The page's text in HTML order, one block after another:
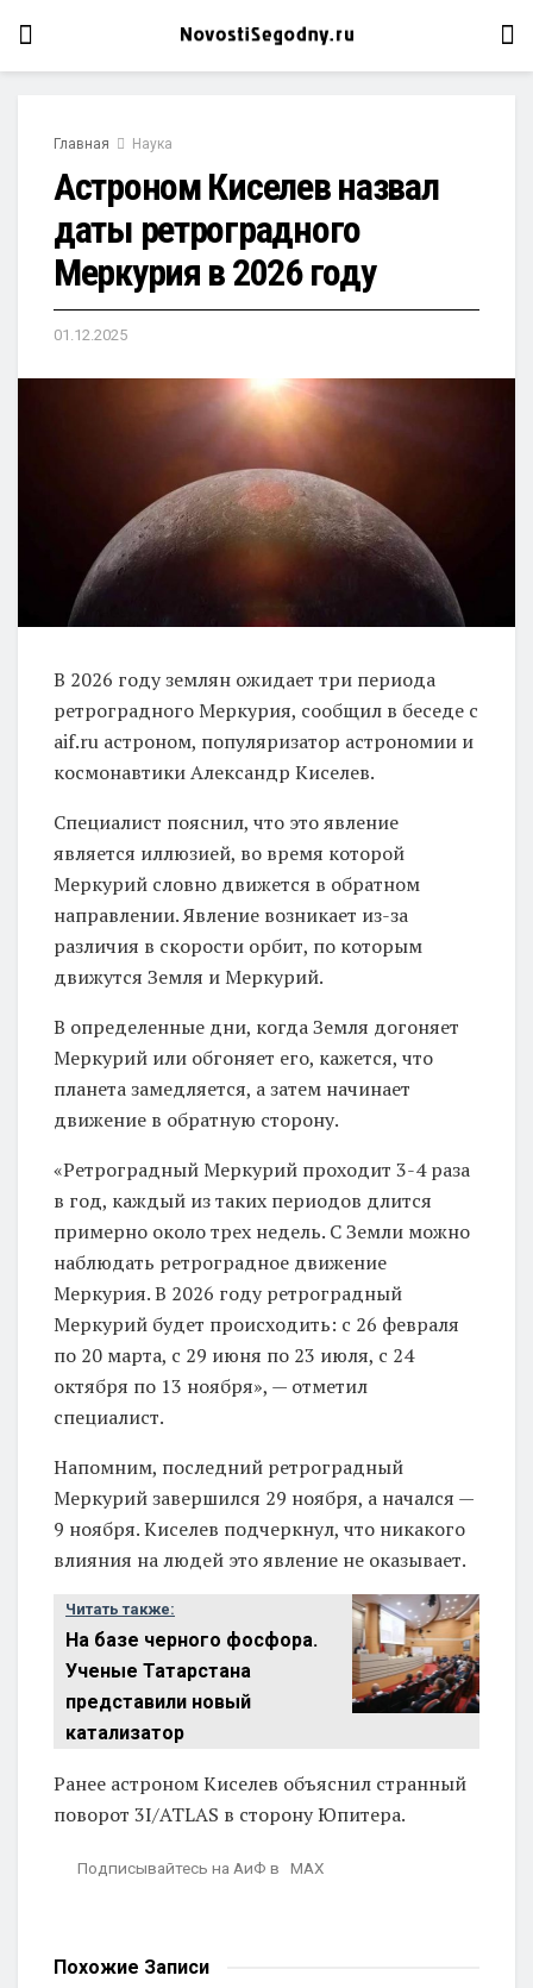
Главная Наука
Астроном Киселев назвал
даты ретроградного
Меркурия в 2026 году
01.12.2025
В 2026 году землян ожидает три периода
ретроградного Меркурия, сообщил в беседе с
aif.ru астроном, популяризатор астрономии и
космонавтики Александр Киселев.
Специалист пояснил, что это явление
является иллюзией, во время которой
Меркурий словно движется в обратном
направлении. Явление возникает из-за
различия в скорости орбит, по которым
движутся Земля и Меркурий.
В определенные дни, когда Земля догоняет
Меркурий или обгоняет его, кажется, что
планета замедляется, а затем начинает
движение в обратную сторону.
«Ретроградный Меркурий проходит 3-4 раза
в год, каждый из таких периодов длится
примерно около трех недель. С Земли можно
наблюдать ретроградное движение
Меркурия. В 2026 году ретроградный
Меркурий будет происходить: с 26 февраля
по 20 марта, с 29 июня по 23 июля, с 24
октября по 13 ноября», — отметил
специалист.
Напомним, последний ретроградный
Меркурий завершился 29 ноября, а начался —
9 ноября. Киселев подчеркнул, что никакого
влияния на людей это явление не оказывает.
Читать также:
На базе черного фосфора.
Ученые Татарстана
представили новый
катализатор
Ранее астроном Киселев объяснил странный
поворот 3I/ATLAS в сторону Юпитера.
Подписывайтесь на АиФ в MAX
Похожие Записи